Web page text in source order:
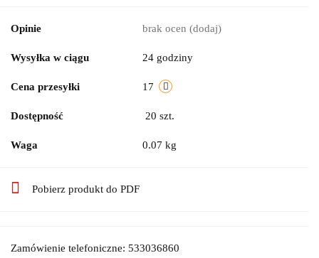
Opinie brak ocen (dodaj)
Wysyłka w ciągu 24 godziny
Cena przesyłki 17
Dostępność 20 szt.
Waga 0.07 kg
Pobierz produkt do PDF
Zamówienie telefoniczne: 533036860